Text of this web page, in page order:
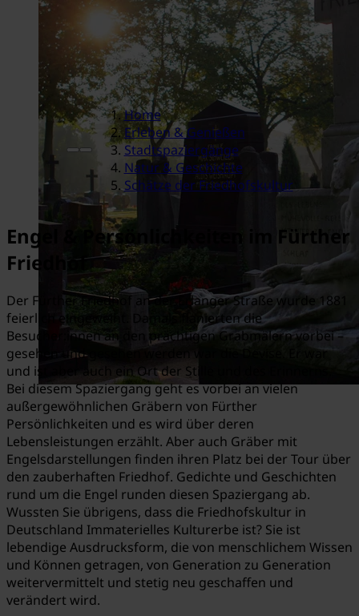
Home
Erleben & Genießen
Stadtspaziergänge
Natur & Geschichte
Schätze der Friedhofskultur
Engel & Persönlichkeiten im Fürther
Friedhof
Der Fürther Friedhof an der Erlanger Straße wurde 1881
feierlich eingeweiht. Damals flanierten die
Besucher:innen an den prächtigen Grabmälern vorbei –
gesehen und gesehen werden war die Devise. Er war
und ist aber auch ein Ort der Stille und des Erinnerns.
Bei diesem Spaziergang geht es vorbei an vielen
außergewöhnlichen Gräbern von Fürther
Persönlichkeiten und es wird über deren
Lebensleistungen erzählt. Aber auch Gräber mit
Engelsdarstellungen finden ihren Platz bei der Tour über
den zauberhaften Friedhof. Gedichte und Geschichten
rund um die Engel runden diesen Spaziergang ab.
Wussten Sie übrigens, dass die Friedhofskultur in
Deutschland Immaterielles Kulturerbe ist? Sie ist
lebendige Ausdrucksform, die von menschlichem Wissen
und Können getragen, von Generation zu Generation
weitervermittelt und stetig neu geschaffen und
verändert wird.